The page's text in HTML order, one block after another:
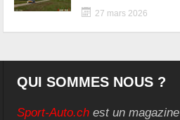
27 mars 2026
QUI SOMMES NOUS ?
Sport-Auto.ch est un